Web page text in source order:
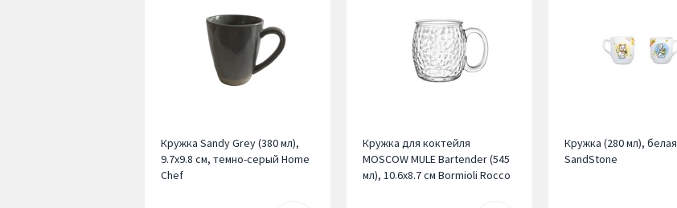
Кружка Sandy Grey (380 мл),
9.7х9.8 см, темно-серый Home
Chef
Кружка для коктейля
MOSCOW MULE Bartender (545
мл), 10.6х8.7 см Bormioli Rocco
Кружка (280 мл), белая
SandStone